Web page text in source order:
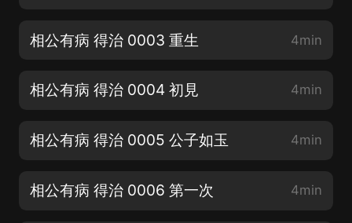
相公有病 得治 0003 重生 4min
相公有病 得治 0004 初見 4min
相公有病 得治 0005 公子如玉 4min
相公有病 得治 0006 第一次 4min